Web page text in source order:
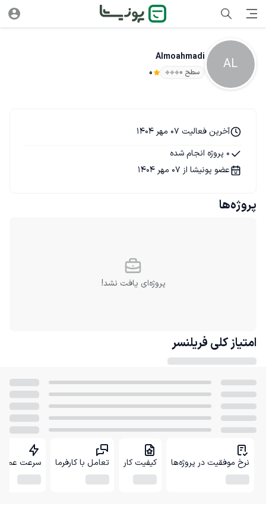
AL
Almoahmadi
سطح ۰ 0
آخرین فعالیت 07 مهر 1404
0 پروژه انجام شده
عضو پونیشا از 07 مهر 1404
پروژه‌ها
پروژه‌ای یافت نشد!
امتیاز کلی فریلنسر
نرخ موفقیت در پروژه‌ها کیفیت کار تعامل با کارفرما سرعت عمل